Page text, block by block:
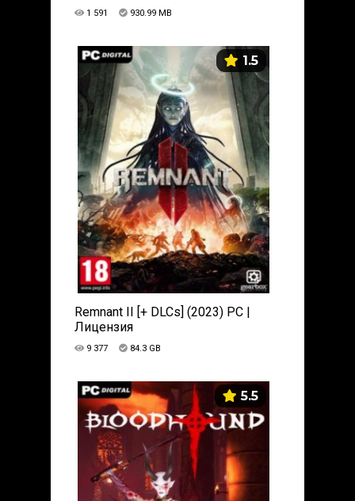
1 591 930.99 MB
1.5
Remnant II [+ DLCs] (2023) PC |
Лицензия
9 377 84.3 GB
5.5